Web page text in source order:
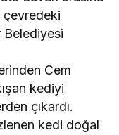
çevredeki
Cem
kediyi
çıkardı.
kedi doğal